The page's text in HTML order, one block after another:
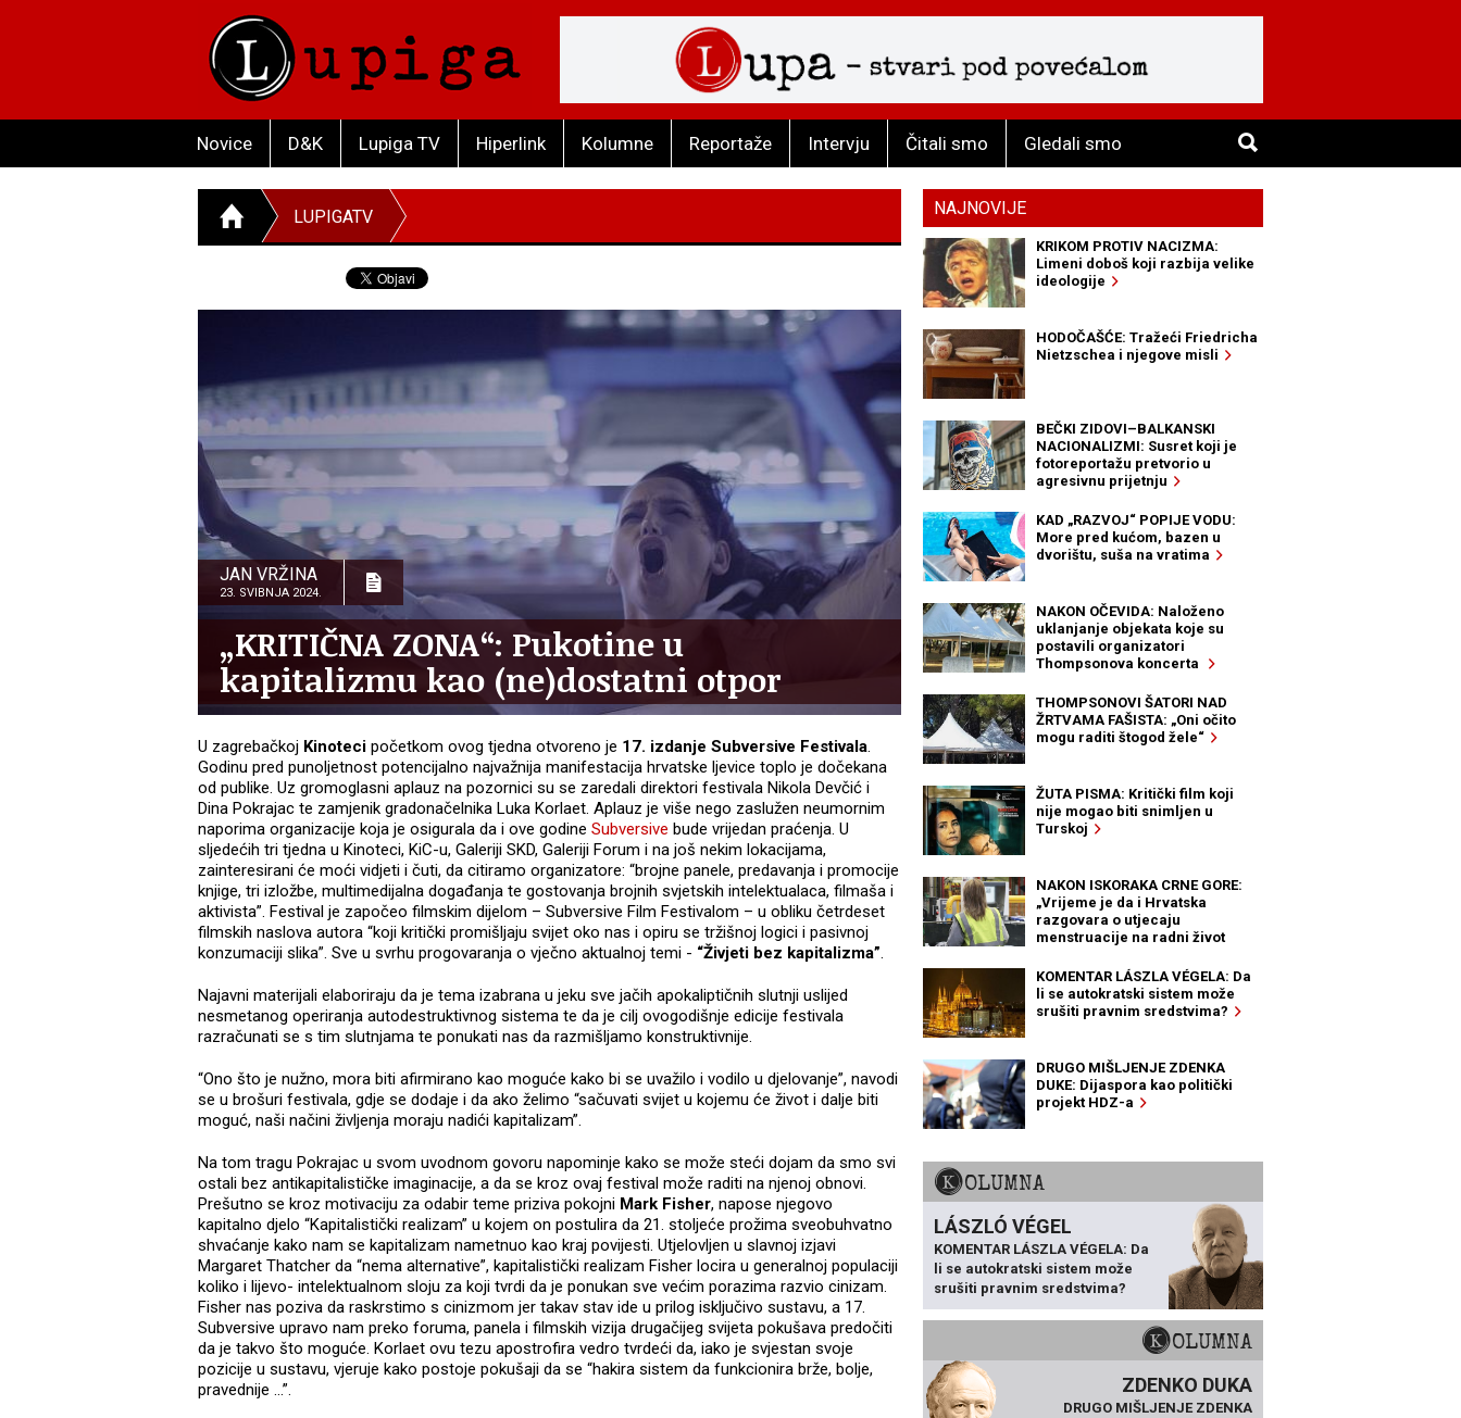
Novice D&K Lupiga TV Hiperlink Kolumne Reportaže Intervju Čitali smo Gledali smo
LUPIGATV
JAN VRŽINA
23. SVIBNJA 2024.
„KRITIČNA ZONA“: Pukotine u
kapitalizmu kao (ne)dostatni otpor
U zagrebačkoj Kinoteci početkom ovog tjedna otvoreno je 17. izdanje Subversive Festivala.
Godinu pred punoljetnost potencijalno najvažnija manifestacija hrvatske ljevice toplo je dočekana
od publike. Uz gromoglasni aplauz na pozornici su se zaredali direktori festivala Nikola Devčić i
Dina Pokrajac te zamjenik gradonačelnika Luka Korlaet. Aplauz je više nego zaslužen neumornim
naporima organizacije koja je osigurala da i ove godine Subversive bude vrijedan praćenja. U
sljedećih tri tjedna u Kinoteci, KiC-u, Galeriji SKD, Galeriji Forum i na još nekim lokacijama,
zainteresirani će moći vidjeti i čuti, da citiramo organizatore: “brojne panele, predavanja i promocije
knjige, tri izložbe, multimedijalna događanja te gostovanja brojnih svjetskih intelektualaca, filmaša i
aktivista”. Festival je započeo filmskim dijelom – Subversive Film Festivalom – u obliku četrdeset
filmskih naslova autora “koji kritički promišljaju svijet oko nas i opiru se tržišnoj logici i pasivnoj
konzumaciji slika”. Sve u svrhu progovaranja o vječno aktualnoj temi - “Živjeti bez kapitalizma”.
Najavni materijali elaboriraju da je tema izabrana u jeku sve jačih apokaliptičnih slutnji uslijed
nesmetanog operiranja autodestruktivnog sistema te da je cilj ovogodišnje edicije festivala
razračunati se s tim slutnjama te ponukati nas da razmišljamo konstruktivnije.
“Ono što je nužno, mora biti afirmirano kao moguće kako bi se uvažilo i vodilo u djelovanje”, navodi
se u brošuri festivala, gdje se dodaje i da ako želimo “sačuvati svijet u kojemu će život i dalje biti
moguć, naši načini življenja moraju nadići kapitalizam”.
Na tom tragu Pokrajac u svom uvodnom govoru napominje kako se može steći dojam da smo svi
ostali bez antikapitalističke imaginacije, a da se kroz ovaj festival može raditi na njenoj obnovi.
Prešutno se kroz motivaciju za odabir teme priziva pokojni Mark Fisher, napose njegovo
kapitalno djelo “Kapitalistički realizam” u kojem on postulira da 21. stoljeće prožima sveobuhvatno
shvaćanje kako nam se kapitalizam nametnuo kao kraj povijesti. Utjelovljen u slavnoj izjavi
Margaret Thatcher da “nema alternative”, kapitalistički realizam Fisher locira u generalnoj populaciji
koliko i lijevo- intelektualnom sloju za koji tvrdi da je ponukan sve većim porazima razvio cinizam.
Fisher nas poziva da raskrstimo s cinizmom jer takav stav ide u prilog isključivo sustavu, a 17.
Subversive upravo nam preko foruma, panela i filmskih vizija drugačijeg svijeta pokušava predočiti
da je takvo što moguće. Korlaet ovu tezu apostrofira vedro tvrdeći da, iako je svjestan svoje
pozicije u sustavu, vjeruje kako postoje pokušaji da se “hakira sistem da funkcionira brže, bolje,
pravednije ...”.
NAJNOVIJE
KRIKOM PROTIV NACIZMA:
Limeni doboš koji razbija velike
ideologije
HODOČAŠĆE: Tražeći Friedricha
Nietzschea i njegove misli
BEČKI ZIDOVI–BALKANSKI
NACIONALIZMI: Susret koji je
fotoreportažu pretvorio u
agresivnu prijetnju
KAD „RAZVOJ“ POPIJE VODU:
More pred kućom, bazen u
dvorištu, suša na vratima
NAKON OČEVIDA: Naloženo
uklanjanje objekata koje su
postavili organizatori
Thompsonova koncerta
THOMPSONOVI ŠATORI NAD
ŽRTVAMA FAŠISTA: „Oni očito
mogu raditi štogod žele“
ŽUTA PISMA: Kritički film koji
nije mogao biti snimljen u
Turskoj
NAKON ISKORAKA CRNE GORE:
„Vrijeme je da i Hrvatska
razgovara o utjecaju
menstruacije na radni život
KOMENTAR LÁSZLA VÉGELA: Da
li se autokratski sistem može
srušiti pravnim sredstvima?
DRUGO MIŠLJENJE ZDENKA
DUKE: Dijaspora kao politički
projekt HDZ-a
KOLUMNA
LÁSZLÓ VÉGEL
KOMENTAR LÁSZLA VÉGELA: Da
li se autokratski sistem može
srušiti pravnim sredstvima?
KOLUMNA
ZDENKO DUKA
DRUGO MIŠLJENJE ZDENKA